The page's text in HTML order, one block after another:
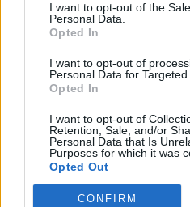
I want to opt-out of the
Personal Data.
Opted In
I want to opt-out of
Personal Data for Targeted
Opted In
I want to opt-out of
Retention, Sale, and/or
Personal Data that Is
Purposes for which it was
Opted Out
CONFIRM
1977, Μασαχουσέτη. Ο
ανάγνωσης Kurzweil, την οποία
τυπωμένες λέξεις σε συνθετική
άτομα με